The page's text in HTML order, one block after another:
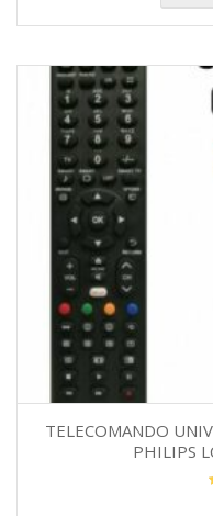
TELECOMANDO
PHILIPS